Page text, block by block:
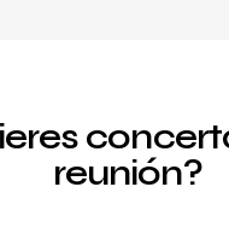
reunión?